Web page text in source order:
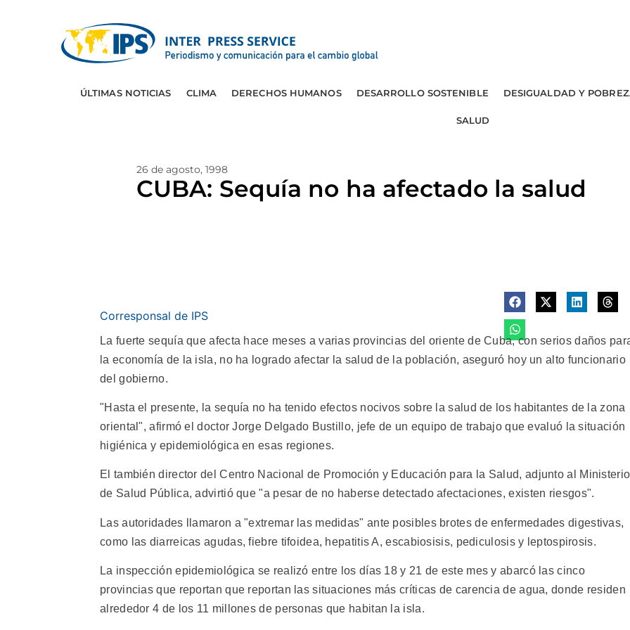
ÚLTIMAS NOTICIAS CLIMA DERECHOS HUMANOS DESARROLLO SOSTENIBLE DESIGUALDAD Y
SALUD
26 de agosto, 1998
CUBA: Sequía no ha afectado la salud
Corresponsal de IPS
La fuerte sequía que afecta hace meses a varias provincias del oriente de Cuba, con serios daños
la economía de la isla, no ha logrado afectar la salud de la población, aseguró hoy un alto funcionario
del gobierno.
"Hasta el presente, la sequía no ha tenido efectos nocivos sobre la salud de los habitantes de la zona
oriental", afirmó el doctor Jorge Delgado Bustillo, jefe de un equipo de trabajo que evaluó la situación
higiénica y epidemiológica en esas regiones.
El también director del Centro Nacional de Promoción y Educación para la Salud, adjunto al Ministerio
de Salud Pública, advirtió que "a pesar de no haberse detectado afectaciones, existen riesgos".
Las autoridades llamaron a "extremar las medidas" ante posibles brotes de enfermedades digestivas,
como las diarreicas agudas, fiebre tifoidea, hepatitis A, escabiosisis, pediculosis y leptospirosis.
La inspección epidemiológica se realizó entre los días 18 y 21 de este mes y abarcó las cinco
provincias que reportan que reportan las situaciones más críticas de carencia de agua, donde residen
alrededor 4 de los 11 millones de personas que habitan la isla.